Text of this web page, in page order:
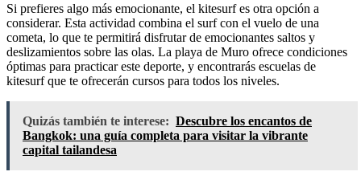
Si prefieres algo más emocionante, el kitesurf es otra opción a
considerar. Esta actividad combina el surf con el vuelo de una
cometa, lo que te permitirá disfrutar de emocionantes saltos y
deslizamientos sobre las olas. La playa de Muro ofrece condiciones
óptimas para practicar este deporte, y encontrarás escuelas de
kitesurf que te ofrecerán cursos para todos los niveles.
Quizás también te interese: Descubre los encantos de
Bangkok: una guía completa para visitar la vibrante
capital tailandesa